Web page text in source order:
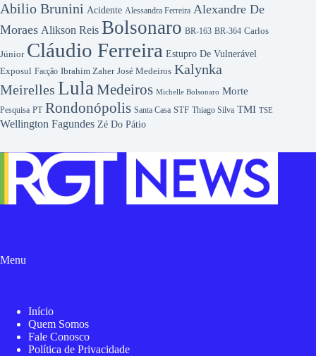
Abilio Brunini Acidente Alessandra Ferreira Alexandre De
Moraes Alikson Reis Bolsonaro BR-163 BR-364 Carlos
Júnior Cláudio Ferreira Estupro De Vulnerável
Exposul Facção Ibrahim Zaher José Medeiros Kalynka
Meirelles Lula Medeiros Michelle Bolsonaro Morte
Pesquisa PT Rondonópolis Santa Casa STF Thiago Silva TMI TSE
Wellington Fagundes Zé Do Pátio
Menu
Início
Quem Somos
Fale Conosco
Política de Privacidade